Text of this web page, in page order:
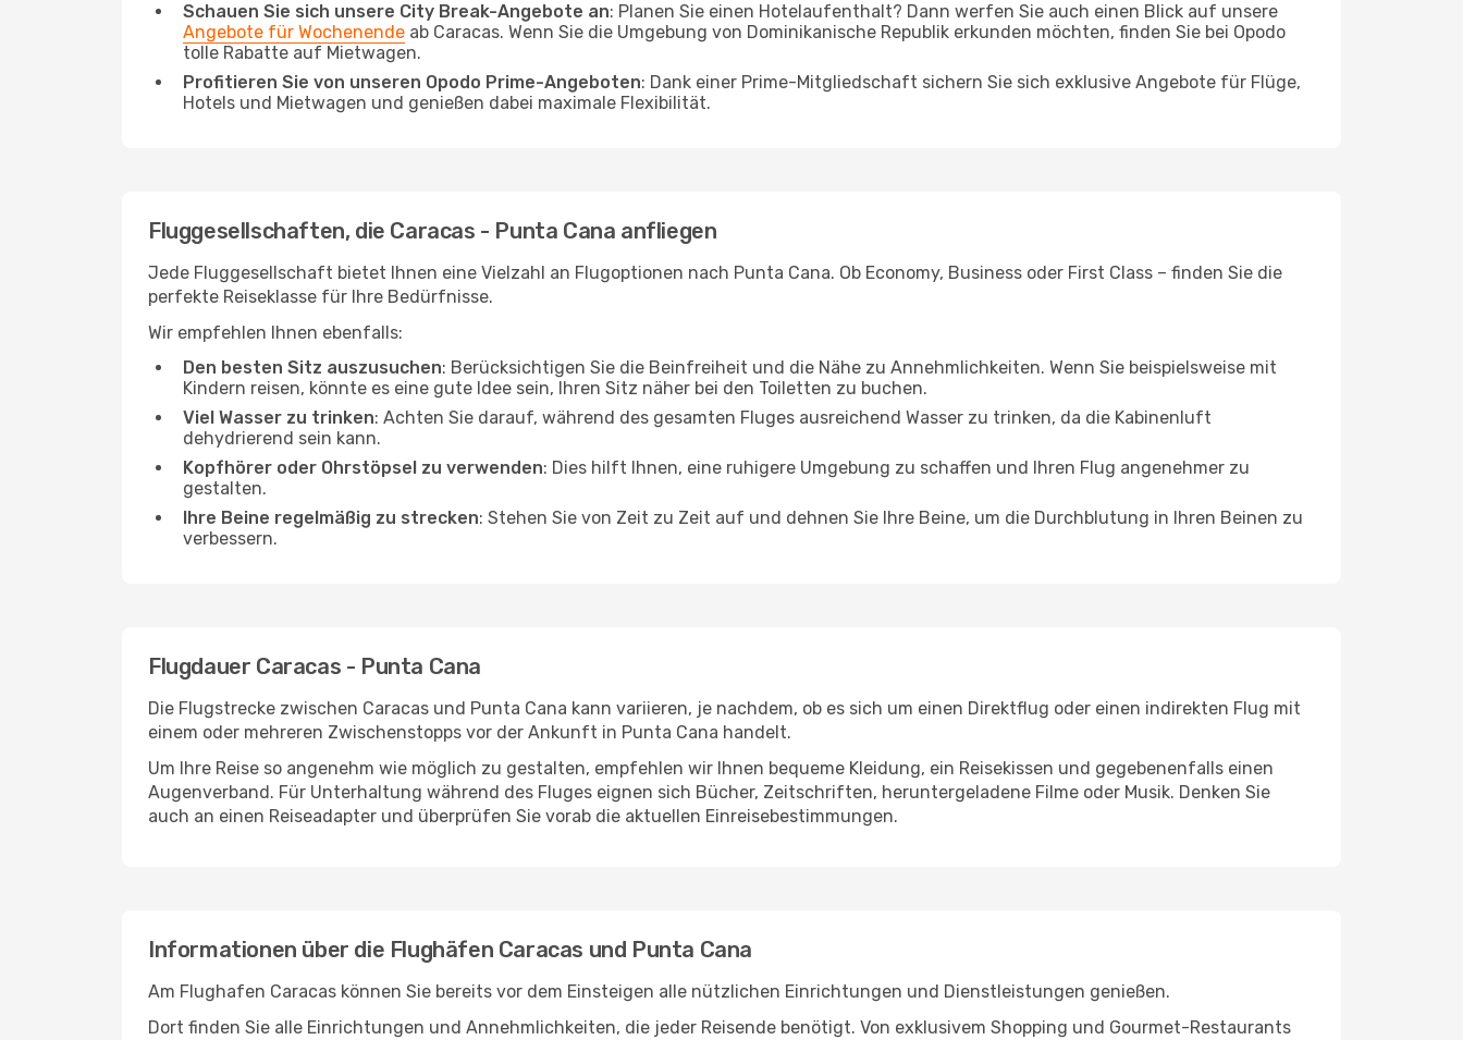
Schauen Sie sich unsere City Break-Angebote an: Planen Sie einen Hotelaufenthalt? Dann werfen Sie auch einen Blick auf unsere
Angebote für Wochenende ab Caracas. Wenn Sie die Umgebung von Dominikanische Republik erkunden möchten, finden Sie bei Opodo
tolle Rabatte auf Mietwagen.
Profitieren Sie von unseren Opodo Prime-Angeboten: Dank einer Prime-Mitgliedschaft sichern Sie sich exklusive Angebote für Flüge,
Hotels und Mietwagen und genießen dabei maximale Flexibilität.
Fluggesellschaften, die Caracas - Punta Cana anfliegen
Jede Fluggesellschaft bietet Ihnen eine Vielzahl an Flugoptionen nach Punta Cana. Ob Economy, Business oder First Class – finden Sie die
perfekte Reiseklasse für Ihre Bedürfnisse.
Wir empfehlen Ihnen ebenfalls:
Den besten Sitz auszusuchen: Berücksichtigen Sie die Beinfreiheit und die Nähe zu Annehmlichkeiten. Wenn Sie beispielsweise mit
Kindern reisen, könnte es eine gute Idee sein, Ihren Sitz näher bei den Toiletten zu buchen.
Viel Wasser zu trinken: Achten Sie darauf, während des gesamten Fluges ausreichend Wasser zu trinken, da die Kabinenluft
dehydrierend sein kann.
Kopfhörer oder Ohrstöpsel zu verwenden: Dies hilft Ihnen, eine ruhigere Umgebung zu schaffen und Ihren Flug angenehmer zu
gestalten.
Ihre Beine regelmäßig zu strecken: Stehen Sie von Zeit zu Zeit auf und dehnen Sie Ihre Beine, um die Durchblutung in Ihren Beinen zu
verbessern.
Flugdauer Caracas - Punta Cana
Die Flugstrecke zwischen Caracas und Punta Cana kann variieren, je nachdem, ob es sich um einen Direktflug oder einen indirekten Flug mit
einem oder mehreren Zwischenstopps vor der Ankunft in Punta Cana handelt.
Um Ihre Reise so angenehm wie möglich zu gestalten, empfehlen wir Ihnen bequeme Kleidung, ein Reisekissen und gegebenenfalls einen
Augenverband. Für Unterhaltung während des Fluges eignen sich Bücher, Zeitschriften, heruntergeladene Filme oder Musik. Denken Sie
auch an einen Reiseadapter und überprüfen Sie vorab die aktuellen Einreisebestimmungen.
Informationen über die Flughäfen Caracas und Punta Cana
Am Flughafen Caracas können Sie bereits vor dem Einsteigen alle nützlichen Einrichtungen und Dienstleistungen genießen.
Dort finden Sie alle Einrichtungen und Annehmlichkeiten, die jeder Reisende benötigt. Von exklusivem Shopping und Gourmet-Restaurants